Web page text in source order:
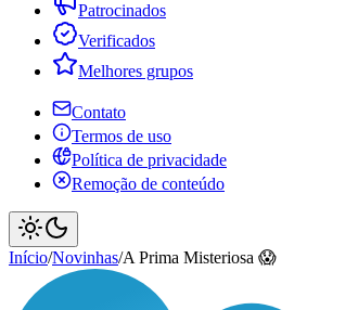
Patrocinados
Verificados
Melhores grupos
Contato
Termos de uso
Política de privacidade
Remoção de conteúdo
Início/Novinhas/A Prima Misteriosa 😱